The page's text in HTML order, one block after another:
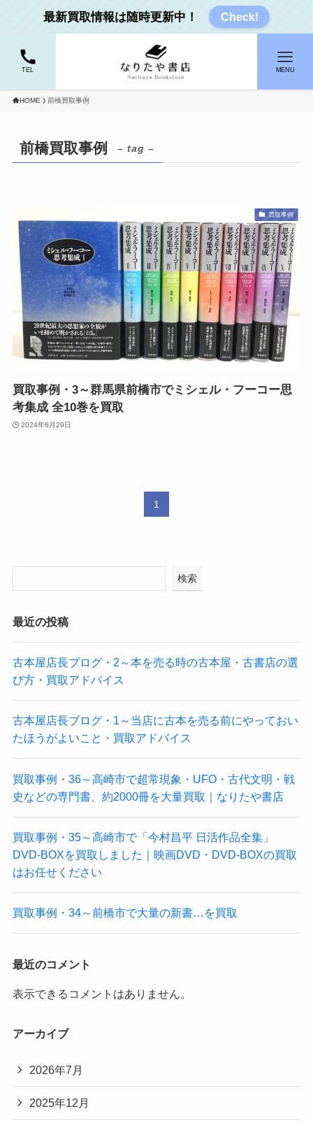
最新買取情報は随時更新中！ Check!
TEL MENU
HOME 前橋買取事例
前橋買取事例 – tag –
買取事例
買取事例・3～群馬県前橋市でミシェル・フーコー思
考集成 全10巻を買取
2024年6月29日
1
検索
最近の投稿
古本屋店長ブログ・2～本を売る時の古本屋・古書店の選
び方・買取アドバイス
古本屋店長ブログ・1～当店に古本を売る前にやっておい
たほうがよいこと・買取アドバイス
買取事例・36～高崎市で超常現象・UFO・古代文明・戦
史などの専門書、約2000冊を大量買取｜なりたや書店
買取事例・35～高崎市で「今村昌平 日活作品全集」
DVD-BOXを買取しました｜映画DVD・DVD-BOXの買取
はお任せください
買取事例・34～前橋市で大量の新書…を買取
最近のコメント
表示できるコメントはありません。
アーカイブ
2026年7月
2025年12月